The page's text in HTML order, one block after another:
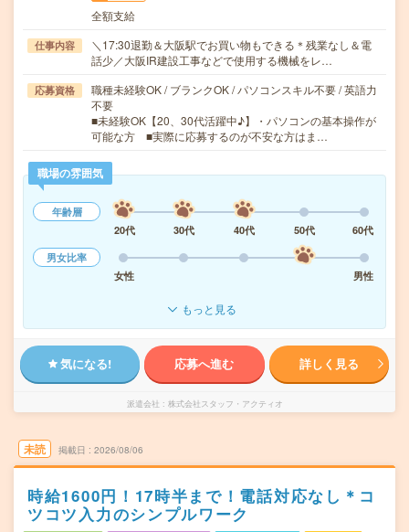
全額支給
仕事内容
＼17:30退勤＆大阪駅でお買い物もできる＊残業なし＆電
話少／大阪IR建設工事などで使用する機械をレ…
応募資格
職種未経験OK / ブランクOK / パソコンスキル不要 / 英語力
不要
■未経験OK【20、30代活躍中♪】・パソコンの基本操作が
可能な方 ■実際に応募するのが不安な方はま…
職場の雰囲気
年齢層
20代
30代 40代 50代
60代
男女比率
女性
男性
もっと見る
気になる! 応募へ進む 詳しく見る
派遣会社 株式会社スタッフ・アクティオ
未読 掲載日 2026/08/06
時給1600円！17時半まで！電話対応なし＊コ
ツコツ入力のシンプルワーク